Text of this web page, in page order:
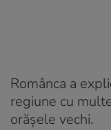
Românca a
regiune cu
orășele vechi.